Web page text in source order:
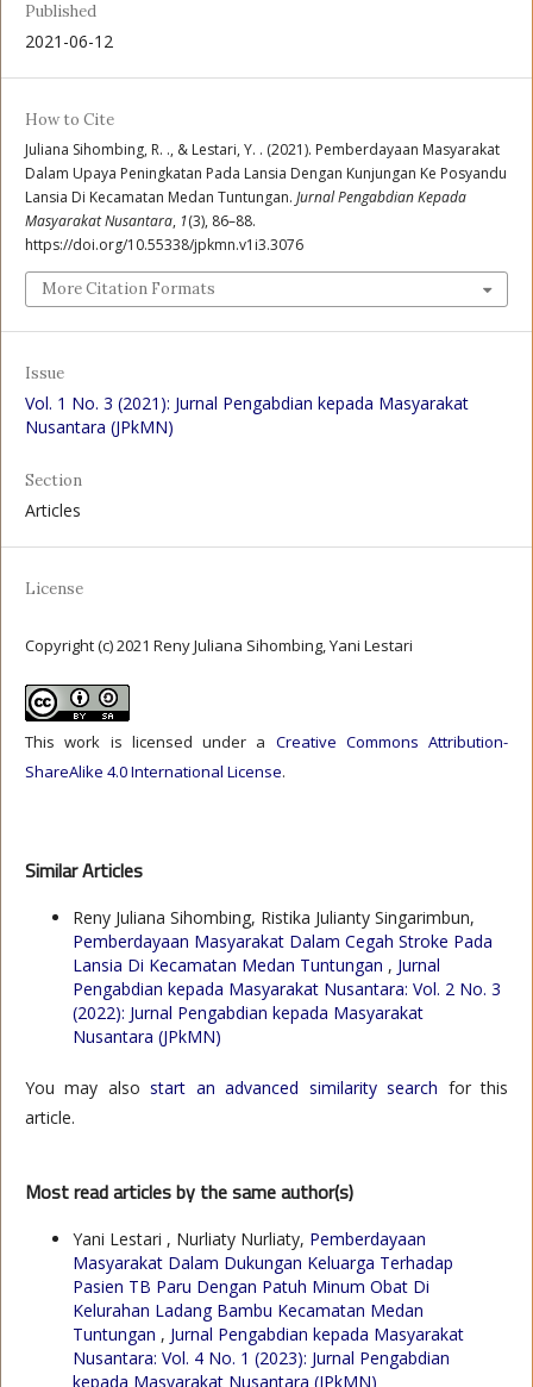
Published
2021-06-12
How to Cite
Juliana Sihombing, R. ., & Lestari, Y. . (2021). Pemberdayaan Masyarakat
Dalam Upaya Peningkatan Pada Lansia Dengan Kunjungan Ke Posyandu
Lansia Di Kecamatan Medan Tuntungan. Jurnal Pengabdian Kepada
Masyarakat Nusantara, 1(3), 86–88.
https://doi.org/10.55338/jpkmn.v1i3.3076
More Citation Formats
Issue
Vol. 1 No. 3 (2021): Jurnal Pengabdian kepada Masyarakat
Nusantara (JPkMN)
Section
Articles
License
Copyright (c) 2021 Reny Juliana Sihombing, Yani Lestari
This work is licensed under a Creative Commons Attribution-
ShareAlike 4.0 International License.
Similar Articles
Reny Juliana Sihombing, Ristika Julianty Singarimbun,
Pemberdayaan Masyarakat Dalam Cegah Stroke Pada
Lansia Di Kecamatan Medan Tuntungan , Jurnal
Pengabdian kepada Masyarakat Nusantara: Vol. 2 No. 3
(2022): Jurnal Pengabdian kepada Masyarakat
Nusantara (JPkMN)
You may alsostart an advanced similarity search for this
article.
Most read articles by the same author(s)
Yani Lestari , Nurliaty Nurliaty, Pemberdayaan
Masyarakat Dalam Dukungan Keluarga Terhadap
Pasien TB Paru Dengan Patuh Minum Obat Di
Kelurahan Ladang Bambu Kecamatan Medan
Tuntungan , Jurnal Pengabdian kepada Masyarakat
Nusantara: Vol. 4 No. 1 (2023): Jurnal Pengabdian
kepada Masyarakat Nusantara (JPkMN)